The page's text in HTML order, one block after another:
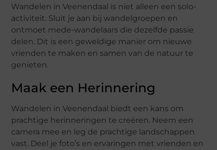
Wandelen in Veenendaal is niet alleen een solo-
activiteit. Sluit je aan bij wandelgroepen en
ontmoet mede-wandelaars die dezelfde passie
delen. Dit is een geweldige manier om nieuwe
vrienden te maken en samen van de natuur te
genieten.
Maak een Herinnering
Wandelen in Veenendaal biedt een kans om
prachtige herinneringen te creëren. Neem een
camera mee en leg de prachtige landschappen
vast. Deel je foto’s en ervaringen met vrienden en